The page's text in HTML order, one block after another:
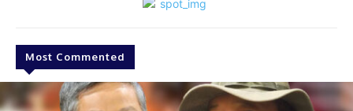
Most Commented